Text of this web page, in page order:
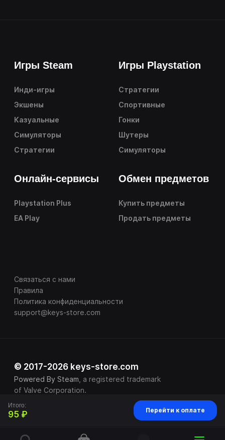
Итого:
95 ₽ Перейти к оплате
Игры Steam
Инди-игры
Экшены
Казуальные
Симуляторы
Стратегии
Игры Playstation
Стратегии
Спортивные
Гонки
Шутеры
Симуляторы
Онлайн-сервисы
Playstation Plus
EA Play
Обмен предметов
Купить предметы
Продать предметы
Связаться с нами
Правила
Политика конфиденциальности
support@keys-store.com
© 2017-2026 keys-store.com
Powered By Steam , a registered trademark
of Valve Corporation.